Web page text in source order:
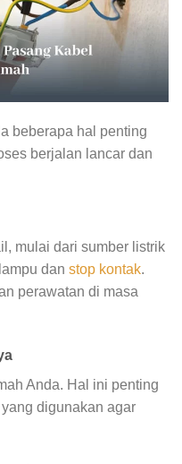
beberapa hal penting
berjalan lancar dan
mulai dari sumber listrik
dan stop kontak.
perawatan di masa
Anda. Hal ini penting
digunakan agar